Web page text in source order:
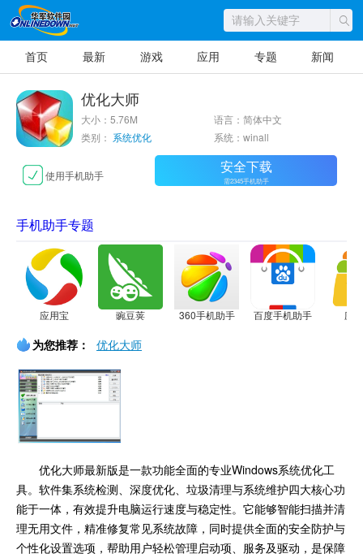
首页 最新 游戏 应用 专题 新闻
优化大师
大小：5.76M
语言：简体中文
类别： 系统优化 系统：winall
使用手机助手 安全下载
需2345手机助手
手机助手专题
应用宝 豌豆荚 360手机助手 百度手机助手 应
为您推荐： 优化大师
优化大师最新版是一款功能全面的专业Windows系统优化工
具。软件集系统检测、深度优化、垃圾清理与系统维护四大核心功
能于一体，有效提升电脑运行速度与稳定性。它能够智能扫描并清
理无用文件，精准修复常见系统故障，同时提供全面的安全防护与
个性化设置选项，帮助用户轻松管理启动项、服务及驱动，是保障